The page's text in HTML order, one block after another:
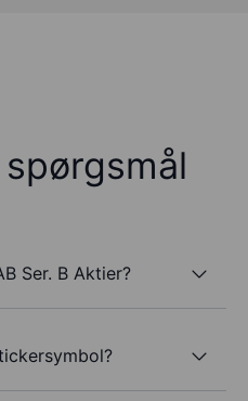
Ser. B Aktier?